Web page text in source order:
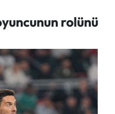
rolünü